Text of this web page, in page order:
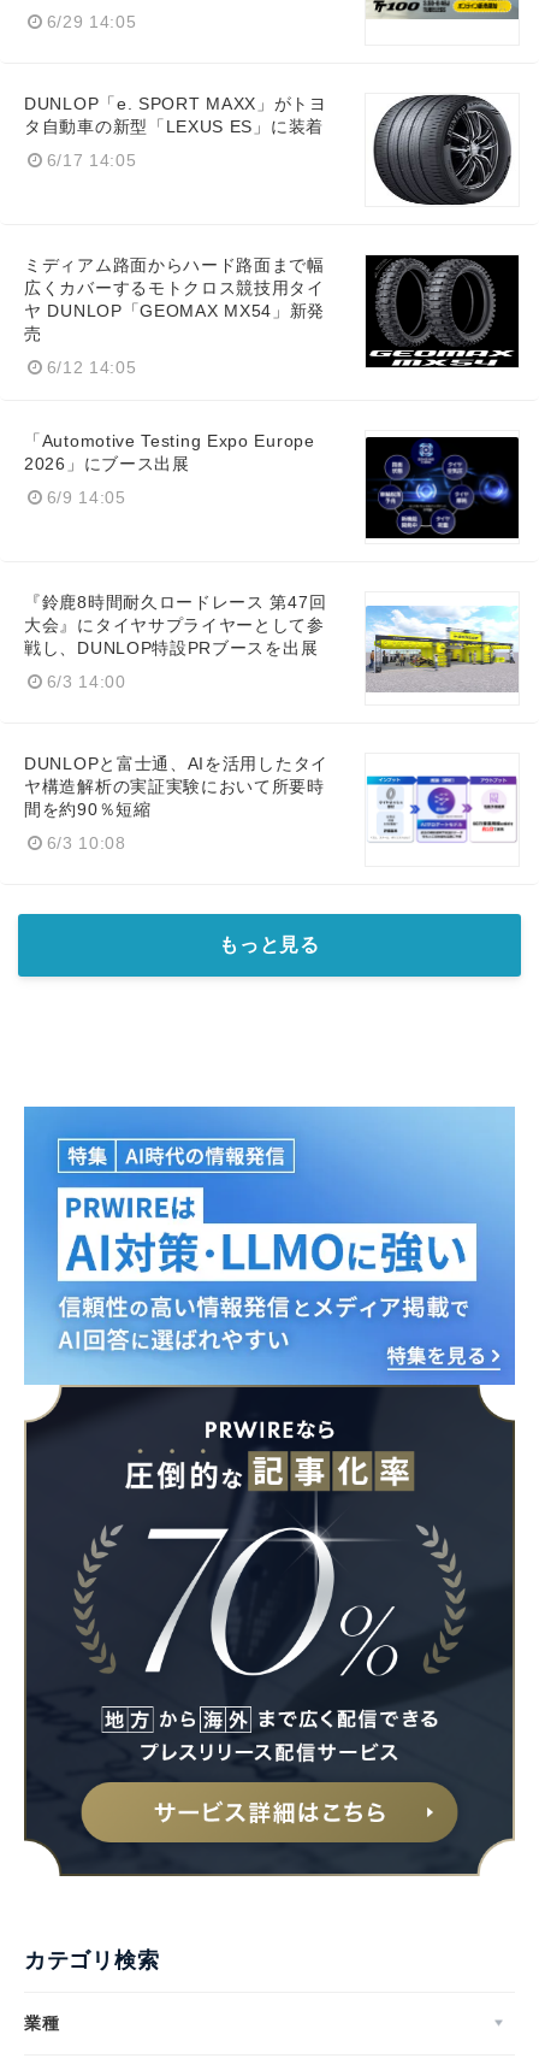
6/29 14:05
DUNLOP「e. SPORT MAXX」がトヨ
タ自動車の新型「LEXUS ES」に装着
6/17 14:05
ミディアム路面からハード路面まで幅
広くカバーするモトクロス競技用タイ
ヤ DUNLOP「GEOMAX MX54」新発
売
6/12 14:05
「Automotive Testing Expo Europe
2026」にブース出展
6/9 14:05
『鈴鹿8時間耐久ロードレース 第47回
大会』にタイヤサプライヤーとして参
戦し、DUNLOP特設PRブースを出展
6/3 14:00
DUNLOPと富士通、AIを活用したタイ
ヤ構造解析の実証実験において所要時
間を約90％短縮
6/3 10:08
もっと見る
カテゴリ検索
業種